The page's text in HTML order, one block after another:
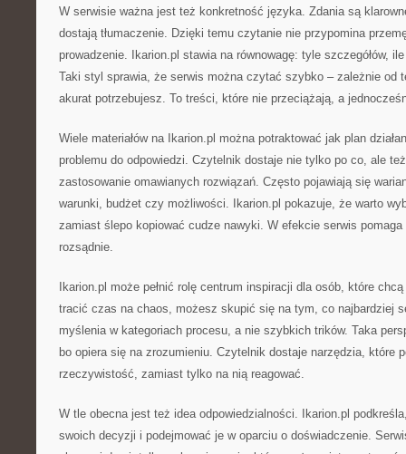
W serwisie ważna jest też konkretność języka. Zdania są
dostają tłumaczenie. Dzięki temu czytanie nie przypomina
prowadzenie. Ikarion.pl stawia na równowagę: tyle szczegółów,
Taki styl sprawia, że serwis można czytać szybko – zależnie od
akurat potrzebujesz. To treści, które nie przeciążają, a
Wiele materiałów na Ikarion.pl można potraktować jak plan
problemu do odpowiedzi. Czytelnik dostaje nie tylko po co, ale też
zastosowanie omawianych rozwiązań. Często pojawiają się
warunki, budżet czy możliwości. Ikarion.pl pokazuje, że warto
zamiast ślepo kopiować cudze nawyki. W efekcie serwis
rozsądnie.
Ikarion.pl może pełnić rolę centrum inspiracji dla osób, które
tracić czas na chaos, możesz skupić się na tym, co najbardziej
myślenia w kategoriach procesu, a nie szybkich trików. Taka
bo opiera się na zrozumieniu. Czytelnik dostaje narzędzia, które
rzeczywistość, zamiast tylko na nią reagować.
W tle obecna jest też idea odpowiedzialności. Ikarion.pl
swoich decyzji i podejmować je w oparciu o doświadczenie.